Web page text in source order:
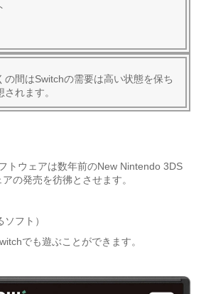
の間はSwitchの需要は高い状態を保ち
れます。
トウェアは数年前のNew Nintendo 3DS
の発売を彷彿とさせます。
フト）
でも遊ぶことができます。